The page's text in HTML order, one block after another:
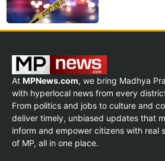
At MPNews.com, we bring Madhya
with hyperlocal news from every
From politics and jobs to culture and
deliver timely, unbiased updates that
inform and empower citizens with real
of MP, all in one place.